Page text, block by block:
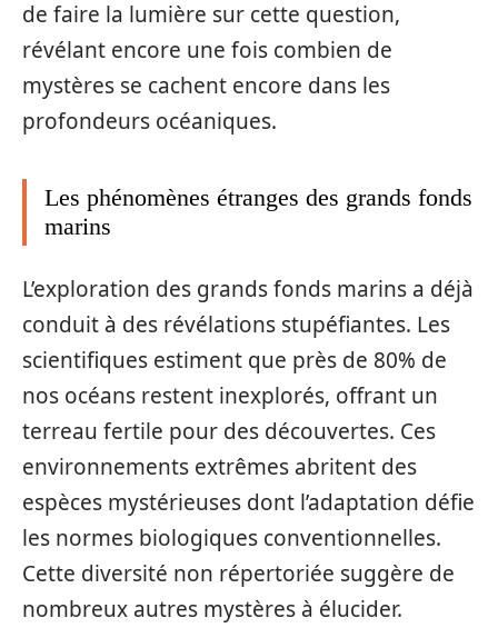
de faire la lumière sur cette question,
révélant encore une fois combien de
mystères se cachent encore dans les
profondeurs océaniques.
Les phénomènes étranges des grands fonds
marins
L’exploration des grands fonds marins a déjà
conduit à des révélations stupéfiantes. Les
scientifiques estiment que près de 80% de
nos océans restent inexplorés, offrant un
terreau fertile pour des découvertes. Ces
environnements extrêmes abritent des
espèces mystérieuses dont l’adaptation défie
les normes biologiques conventionnelles.
Cette diversité non répertoriée suggère de
nombreux autres mystères à élucider.